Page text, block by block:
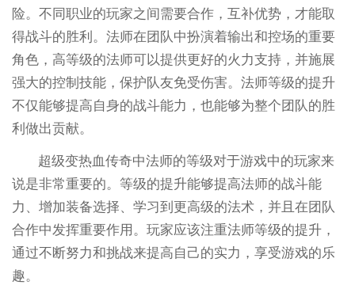
险。不同职业的玩家之间需要合作，互补优势，才能取
得战斗的胜利。法师在团队中扮演着输出和控场的重要
角色，高等级的法师可以提供更好的火力支持，并施展
强大的控制技能，保护队友免受伤害。法师等级的提升
不仅能够提高自身的战斗能力，也能够为整个团队的胜
利做出贡献。
超级变热血传奇中法师的等级对于游戏中的玩家来
说是非常重要的。等级的提升能够提高法师的战斗能
力、增加装备选择、学习到更高级的法术，并且在团队
合作中发挥重要作用。玩家应该注重法师等级的提升，
通过不断努力和挑战来提高自己的实力，享受游戏的乐
趣。